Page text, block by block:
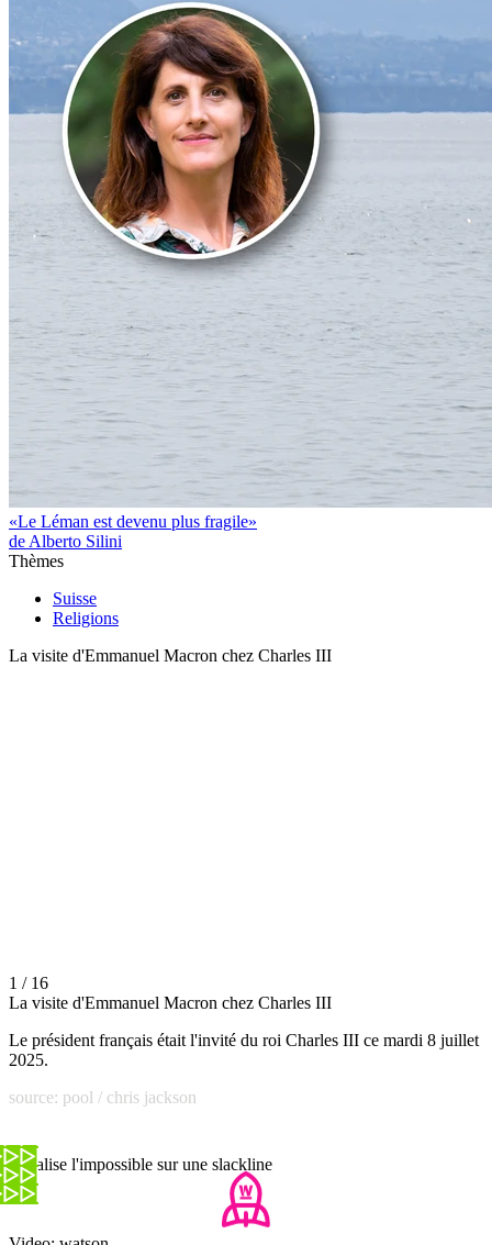
«Le Léman est devenu plus fragile»
de Alberto Silini
Thèmes
Suisse
Religions
La visite d'Emmanuel Macron chez Charles III
1 / 16
La visite d'Emmanuel Macron chez Charles III
Le président français était l'invité du roi Charles III ce mardi 8 juillet
2025.
source: pool / chris jackson
Il réalise l'impossible sur une slackline